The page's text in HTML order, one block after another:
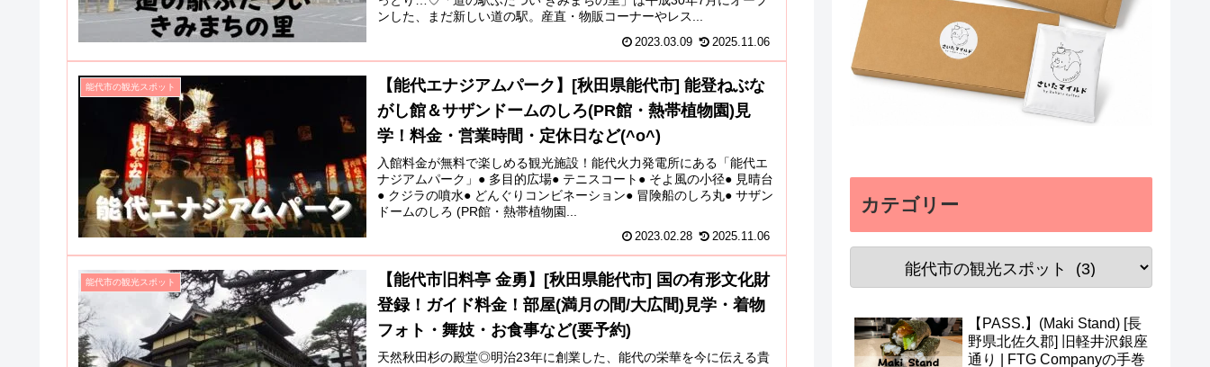
ンした、まだ新しい道の駅。産直・物販コーナーやレス...
2023.03.09 2025.11.06
能代市の観光スポット
【能代エナジアムパーク】[秋田県能代市] 能登ねぶな
がし館＆サザンドームのしろ(PR館・熱帯植物園)見
学！料金・営業時間・定休日など(^o^)
入館料金が無料で楽しめる観光施設！能代火力発電所にある「能代エ
ナジアムパーク」● 多目的広場● テニスコート● そよ風の小径● 見晴台
● クジラの噴水● どんぐりコンビネーション● 冒険船のしろ丸● サザン
ドームのしろ (PR館・熱帯植物園...
2023.02.28 2025.11.06
能代市の観光スポット
【能代市旧料亭 金勇】[秋田県能代市] 国の有形文化財
登録！ガイド料金！部屋(満月の間/大広間)見学・着物
フォト・舞妓・お食事など(要予約)
天然秋田杉の殿堂◎明治23年に創業した、能代の栄華を今に伝える貴
カテゴリー
【PASS.】(Maki Stand) [長
野県北佐久郡] 旧軽井沢銀座
通り | FTG Companyの手巻